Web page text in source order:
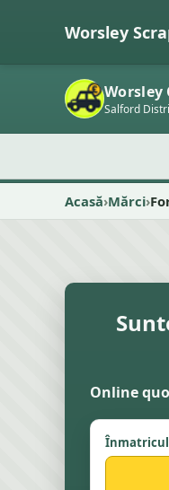
Worsley
Salford
Acasă Mărci
Online